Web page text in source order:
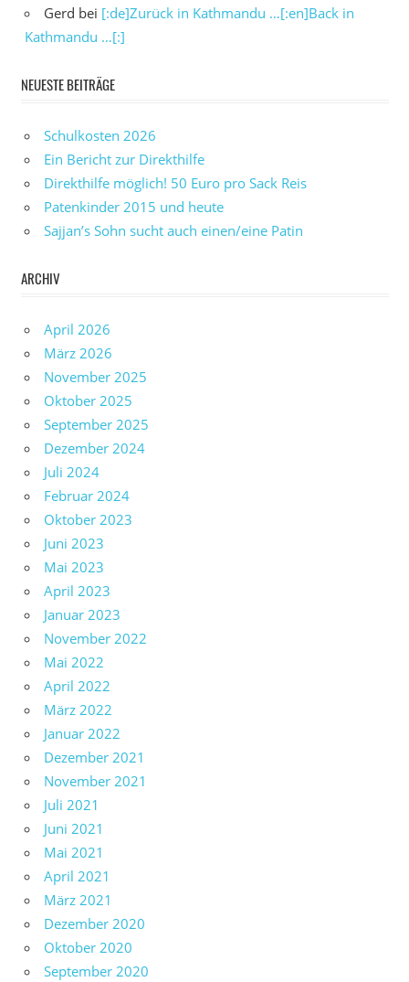
Gerd bei [:de]Zurück in Kathmandu …[:en]Back in
Kathmandu …[:]
NEUESTE BEITRÄGE
Schulkosten 2026
Ein Bericht zur Direkthilfe
Direkthilfe möglich! 50 Euro pro Sack Reis
Patenkinder 2015 und heute
Sajjan’s Sohn sucht auch einen/eine Patin
ARCHIV
April 2026
März 2026
November 2025
Oktober 2025
September 2025
Dezember 2024
Juli 2024
Februar 2024
Oktober 2023
Juni 2023
Mai 2023
April 2023
Januar 2023
November 2022
Mai 2022
April 2022
März 2022
Januar 2022
Dezember 2021
November 2021
Juli 2021
Juni 2021
Mai 2021
April 2021
März 2021
Dezember 2020
Oktober 2020
September 2020